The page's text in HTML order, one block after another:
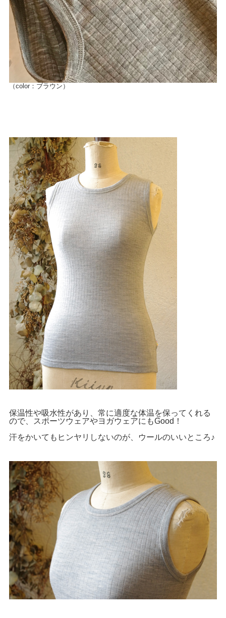
（color：ブラウン）
保温性や吸水性があり、常に適度な体温を保ってくれる
ので、スポーツウェアやヨガウェアにもGood！
汗をかいてもヒンヤリしないのが、ウールのいいところ♪